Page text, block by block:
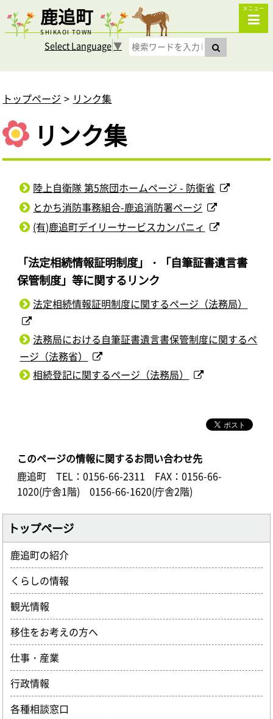
鹿追町
SHIKAOI TOWN
メニュー
Select Language▼
トップページ リンク集
リンク集
陸上自衛隊 第5旅団ホームページ - 防衛省
とかち消防事務組合-鹿追消防署ページ
(有)鹿追町デイリーサービスカンパニィ
「法定相続情報証明制度」・「自筆証書遺言書
保管制度」等に関するリンク
法定相続情報証明制度に関するページ（法務局）
法務局における自筆証書遺言書保管制度に関するペ
ージ（法務省）
相続登記に関するページ（法務局）
このページの情報に関するお問い合わせ先
鹿追町
TEL：0156-66-2311
FAX：0156-66-
1020(庁舎1階) 0156-66-1620(庁舎2階)
トップページ
鹿追町の紹介
くらしの情報
観光情報
移住をお考えの方へ
仕事・産業
行政情報
各種相談窓口